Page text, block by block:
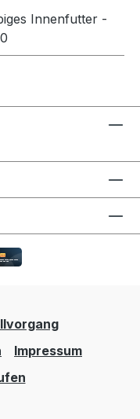
Innenfutter -
Impressum